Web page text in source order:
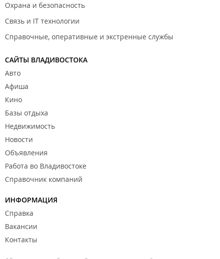
Охрана и безопасность
Связь и IT технологии
Справочные, оперативные и экстренные службы
САЙТЫ ВЛАДИВОСТОКА
Авто
Афиша
Кино
Базы отдыха
Недвижимость
Новости
Объявления
Работа во Владивостоке
Справочник компаний
ИНФОРМАЦИЯ
Справка
Вакансии
Контакты